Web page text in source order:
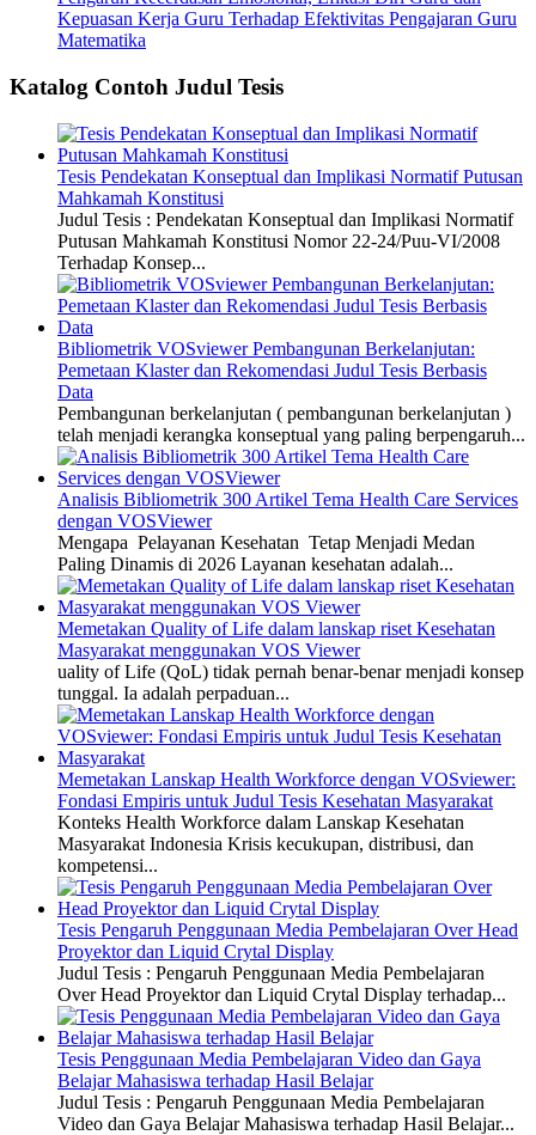
Kepuasan Kerja Guru Terhadap Efektivitas Pengajaran Guru
Matematika
Katalog Contoh Judul Tesis
Tesis Pendekatan Konseptual dan Implikasi Normatif Putusan
Mahkamah Konstitusi
Judul Tesis : Pendekatan Konseptual dan Implikasi Normatif
Putusan Mahkamah Konstitusi Nomor 22-24/Puu-VI/2008
Terhadap Konsep...
Bibliometrik VOSviewer Pembangunan Berkelanjutan:
Pemetaan Klaster dan Rekomendasi Judul Tesis Berbasis
Data
Pembangunan berkelanjutan ( pembangunan berkelanjutan )
telah menjadi kerangka konseptual yang paling berpengaruh...
Analisis Bibliometrik 300 Artikel Tema Health Care Services
dengan VOSViewer
Mengapa Pelayanan Kesehatan Tetap Menjadi Medan
Paling Dinamis di 2026 Layanan kesehatan adalah...
Memetakan Quality of Life dalam lanskap riset Kesehatan
Masyarakat menggunakan VOS Viewer
uality of Life (QoL) tidak pernah benar-benar menjadi konsep
tunggal. Ia adalah perpaduan...
Memetakan Lanskap Health Workforce dengan VOSviewer:
Fondasi Empiris untuk Judul Tesis Kesehatan Masyarakat
Konteks Health Workforce dalam Lanskap Kesehatan
Masyarakat Indonesia Krisis kecukupan, distribusi, dan
kompetensi...
Tesis Pengaruh Penggunaan Media Pembelajaran Over Head
Proyektor dan Liquid Crytal Display
Judul Tesis : Pengaruh Penggunaan Media Pembelajaran
Over Head Proyektor dan Liquid Crytal Display terhadap...
Tesis Penggunaan Media Pembelajaran Video dan Gaya
Belajar Mahasiswa terhadap Hasil Belajar
Judul Tesis : Pengaruh Penggunaan Media Pembelajaran
Video dan Gaya Belajar Mahasiswa terhadap Hasil Belajar...